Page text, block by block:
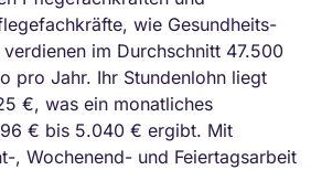
wie Gesundheits-
im Durchschnitt 47.500
pro Jahr. Ihr Stundenlohn liegt
€, was ein monatliches
€ bis 5.040 € ergibt. Mit
, Wochenend- und Feiertagsarbeit